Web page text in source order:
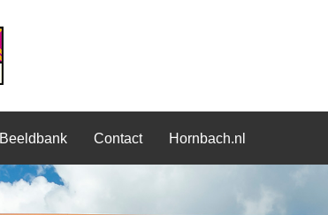
Beeldbank Contact Hornbach.nl